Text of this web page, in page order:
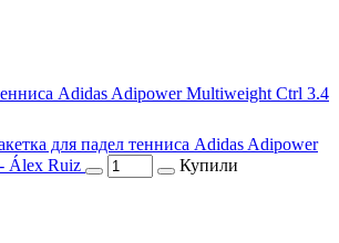
Adidas Adipower Multiweight Ctrl 3.4
для падел тенниса Adidas Adipower
Álex Ruiz
Купили